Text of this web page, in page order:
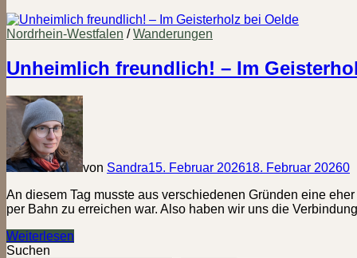
Nordrhein-Westfalen /Wanderungen
Unheimlich freundlich! – Im
von Sandra15. Februar 202618. Februar 20260
An diesem Tag musste aus verschiedenen Gründen eine
per Bahn zu erreichen war. Also haben wir uns die
Unheimlich
freundlich!
Weiterlesen
Suchen